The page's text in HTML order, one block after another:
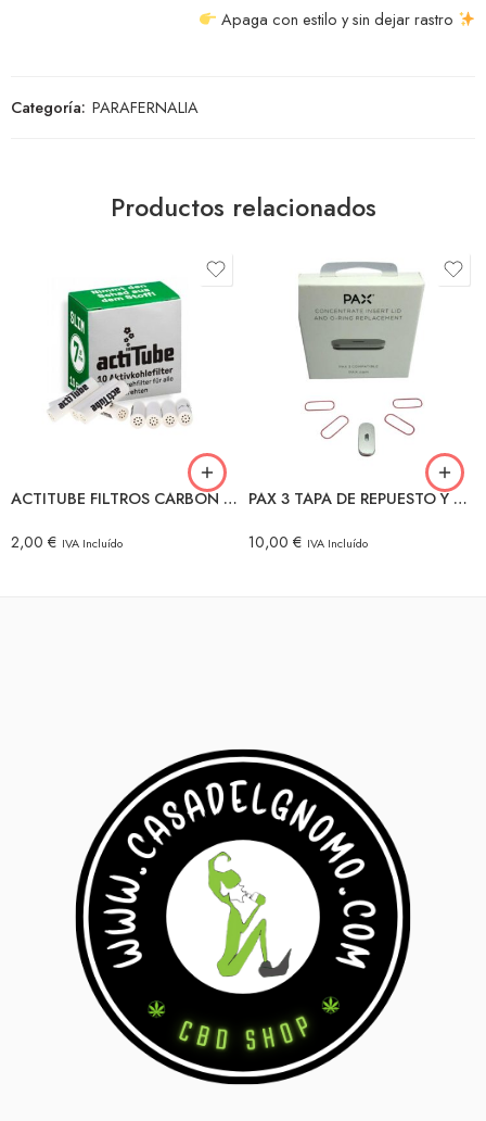
Apaga con estilo y sin dejar rastro
Categoría: PARAFERNALIA
Productos relacionados
ACTITUBE FILTROS CARBON ACTIVO XTRA SLIM 6MM 10 uds
2,00 € IVA Incluído
PAX 3 TAPA DE REPUESTO Y ANILLOS
10,00 € IVA Incluído